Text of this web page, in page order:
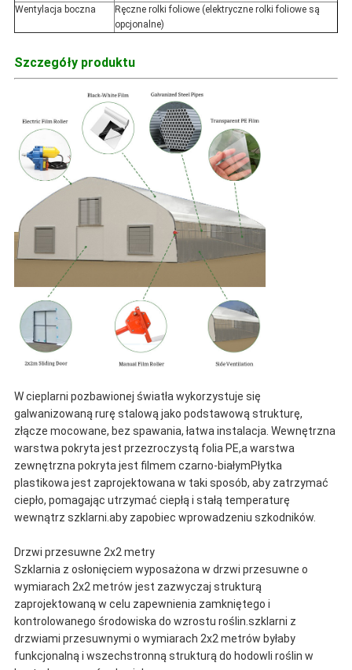
Wentylacja boczna
Ręczne rolki foliowe (elektryczne rolki foliowe są
opcjonalne)
Szczegóły produktu
W cieplarni pozbawionej światła wykorzystuje się
galwanizowaną rurę stalową jako podstawową strukturę,
złącze mocowane, bez spawania, łatwa instalacja. Wewnętrzna
warstwa pokryta jest przezroczystą folia PE,a warstwa
zewnętrzna pokryta jest filmem czarno-białymPłytka
plastikowa jest zaprojektowana w taki sposób, aby zatrzymać
ciepło, pomagając utrzymać ciepłą i stałą temperaturę
wewnątrz szklarni.aby zapobiec wprowadzeniu szkodników.
Drzwi przesuwne 2x2 metry
Szklarnia z osłonięciem wyposażona w drzwi przesuwne o
wymiarach 2x2 metrów jest zazwyczaj strukturą
zaprojektowaną w celu zapewnienia zamkniętego i
kontrolowanego środowiska do wzrostu roślin.szklarni z
drzwiami przesuwnymi o wymiarach 2x2 metrów byłaby
funkcjonalną i wszechstronną strukturą do hodowli roślin w